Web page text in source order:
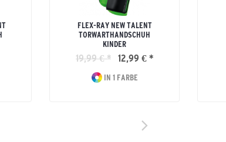
FLEX-RAY NEW TALENT
TORWARTHANDSCHUH
KINDER
19,99 € * 12,99 € *
IN 1 FARBE